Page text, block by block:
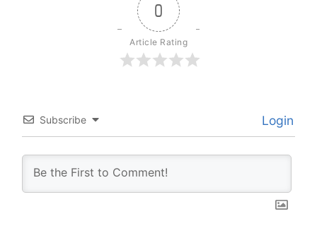
0
Article Rating
Subscribe Login